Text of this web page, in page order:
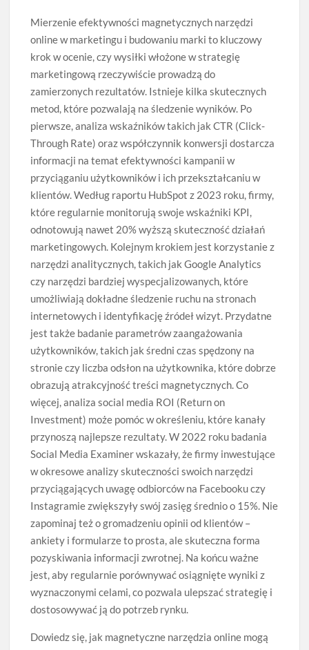
Mierzenie efektywności magnetycznych narzędzi
online w marketingu i budowaniu marki to kluczowy
krok w ocenie, czy wysiłki włożone w strategię
marketingową rzeczywiście prowadzą do
zamierzonych rezultatów. Istnieje kilka skutecznych
metod, które pozwalają na śledzenie wyników. Po
pierwsze, analiza wskaźników takich jak CTR (Click-
Through Rate) oraz współczynnik konwersji dostarcza
informacji na temat efektywności kampanii w
przyciąganiu użytkowników i ich przekształcaniu w
klientów. Według raportu HubSpot z 2023 roku, firmy,
które regularnie monitorują swoje wskaźniki KPI,
odnotowują nawet 20% wyższą skuteczność działań
marketingowych. Kolejnym krokiem jest korzystanie z
narzędzi analitycznych, takich jak Google Analytics
czy narzędzi bardziej wyspecjalizowanych, które
umożliwiają dokładne śledzenie ruchu na stronach
internetowych i identyfikację źródeł wizyt. Przydatne
jest także badanie parametrów zaangażowania
użytkowników, takich jak średni czas spędzony na
stronie czy liczba odsłon na użytkownika, które dobrze
obrazują atrakcyjność treści magnetycznych. Co
więcej, analiza social media ROI (Return on
Investment) może pomóc w określeniu, które kanały
przynoszą najlepsze rezultaty. W 2022 roku badania
Social Media Examiner wskazały, że firmy inwestujące
w okresowe analizy skuteczności swoich narzędzi
przyciągających uwagę odbiorców na Facebooku czy
Instagramie zwiększyły swój zasięg średnio o 15%. Nie
zapominaj też o gromadzeniu opinii od klientów –
ankiety i formularze to prosta, ale skuteczna forma
pozyskiwania informacji zwrotnej. Na końcu ważne
jest, aby regularnie porównywać osiągnięte wyniki z
wyznaczonymi celami, co pozwala ulepszać strategię i
dostosowywać ją do potrzeb rynku.
Dowiedz się, jak magnetyczne narzędzia online mogą